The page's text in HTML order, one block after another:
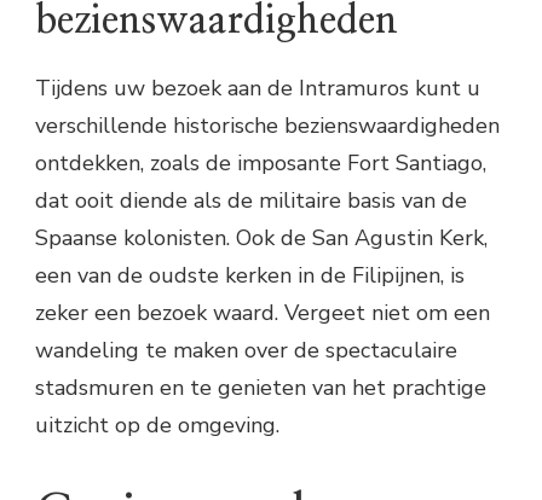
bezienswaardigheden
Tijdens uw bezoek aan de Intramuros kunt u
verschillende historische bezienswaardigheden
ontdekken, zoals de imposante Fort Santiago,
dat ooit diende als de militaire basis van de
Spaanse kolonisten. Ook de San Agustin Kerk,
een van de oudste kerken in de Filipijnen, is
zeker een bezoek waard. Vergeet niet om een
wandeling te maken over de spectaculaire
stadsmuren en te genieten van het prachtige
uitzicht op de omgeving.